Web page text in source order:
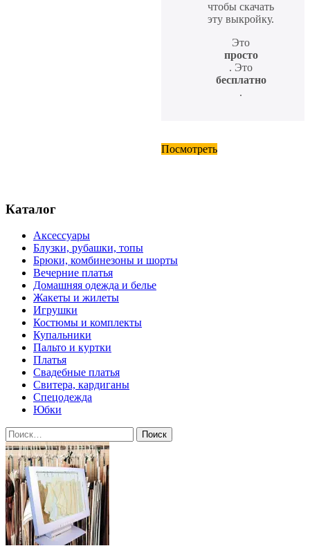
чтобы скачать
эту выкройку.
Это
просто
. Это
бесплатно
.
Посмотреть
Каталог
Аксессуары
Блузки, рубашки, топы
Брюки, комбинезоны и шорты
Вечерние платья
Домашняя одежда и белье
Жакеты и жилеты
Игрушки
Костюмы и комплекты
Купальники
Пальто и куртки
Платья
Свадебные платья
Свитера, кардиганы
Спецодежда
Юбки
Найти: